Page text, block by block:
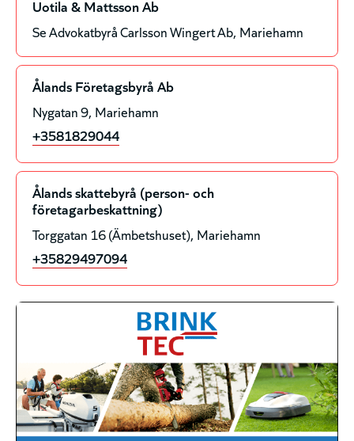
Uotila & Mattsson Ab
Se Advokatbyrå Carlsson Wingert Ab Mariehamn
Ålands Företagsbyrå Ab
Nygatan 9 Mariehamn
+3581829044
Ålands skattebyrå (person- och
företagarbeskattning)
Torggatan 16 (Ämbetshuset) Mariehamn
+35829497094